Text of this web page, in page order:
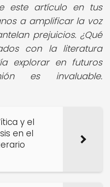
este artículo en tus
a amplificar la voz
prejuicios. ¿Qué
con la literatura
explorar en futuros
es invaluable.
y el
en el